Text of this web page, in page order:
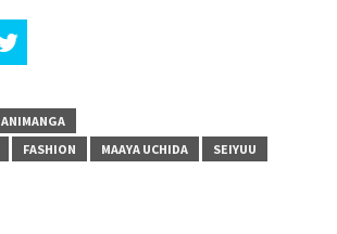
ANIMANGA
FASHION MAAYA UCHIDA SEIYUU